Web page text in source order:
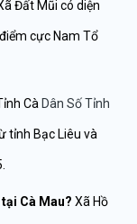
Đất Mũi có diện
cực Nam Tổ
Cà Dân Số Tỉnh
tỉnh Bạc Liêu và
Cà Mau? Xã Hồ